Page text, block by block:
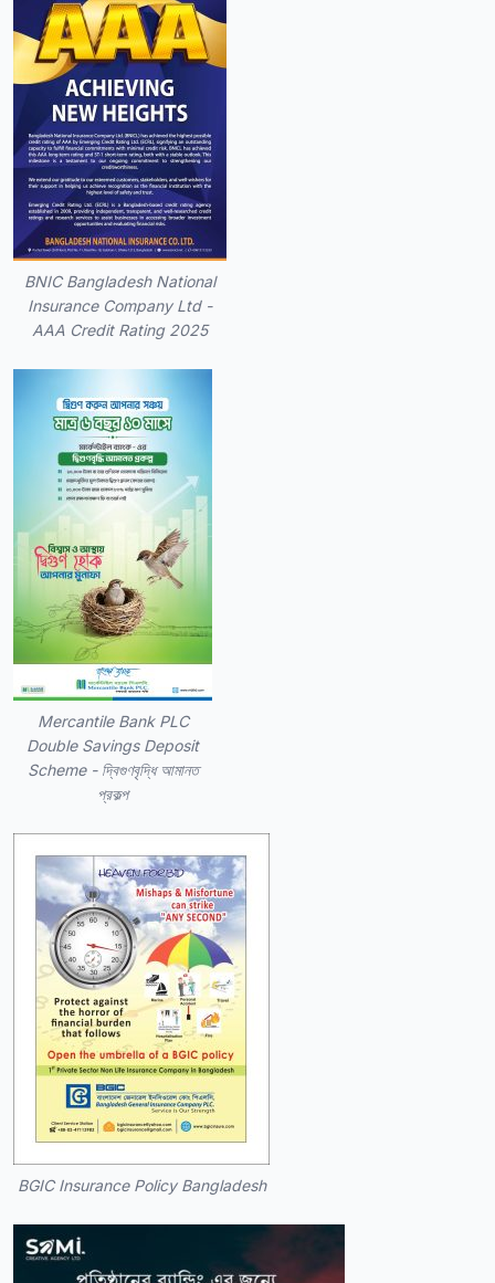
BNIC Bangladesh National
Insurance Company Ltd -
AAA Credit Rating 2025
Mercantile Bank PLC
Double Savings Deposit
Scheme - দ্বিগুণবৃদ্ধি আমানত
প্রকল্প
BGIC Insurance Policy Bangladesh